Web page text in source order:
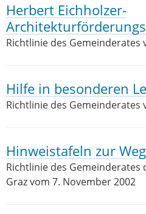
Herbert Eichholzer-
Richtlinie des Gemeinderates
Hilfe in besonderen
Richtlinie des Gemeinderates
Hinweistafeln zur
Richtlinie des
Graz vom 7. November 2002